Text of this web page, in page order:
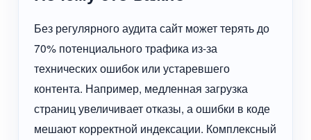
Без регулярного аудита сайт может терять до
70% потенциального трафика из-за
технических ошибок или устаревшего
контента. Например, медленная загрузка
страниц увеличивает отказы, а ошибки в коде
мешают корректной индексации. Комплексный